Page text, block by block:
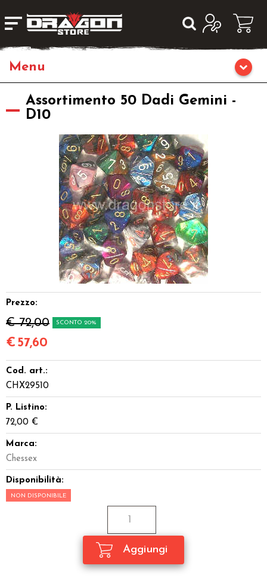
Home
Giochi di Ruolo
Fumetti & Romanzi
Giochi di Carte Collezionabili
Giocattoli e Gadget
Offerte del Dragone
Assortimento 50 Dadi Gemini -
D10
Prezzo:
€ 72,00 SCONTO 20%
€ 57,60
Cod. art.:
CHX29510
P. Listino:
72,00 €
Marca:
Chessex
Disponibilità:
NON DISPONIBILE